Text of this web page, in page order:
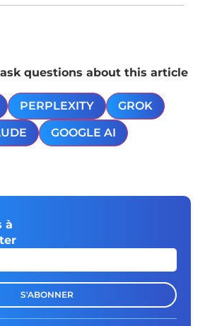
questions about this article
PERPLEXITY
GROK
GOOGLE AI
à
S'ABONNER